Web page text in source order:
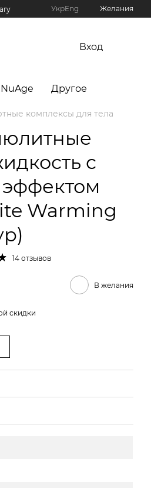
УкрEng Желания
Вход
Другое
комплексы для тела
с
Warming
14 отзывов
В желания
скидки